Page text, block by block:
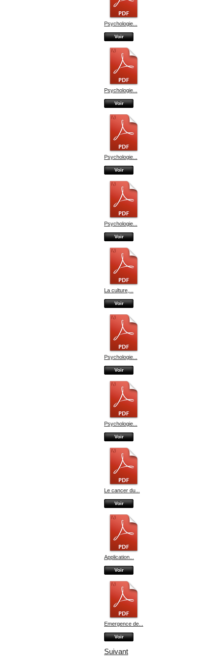
Psychologie...
Voir
Psychologie...
Voir
Psychologie...
Voir
Psychologie...
Voir
La culture,...
Voir
Psychologie...
Voir
Psychologie...
Voir
Le cancer du...
Voir
Application...
Voir
Emergence de...
Voir
Suivant